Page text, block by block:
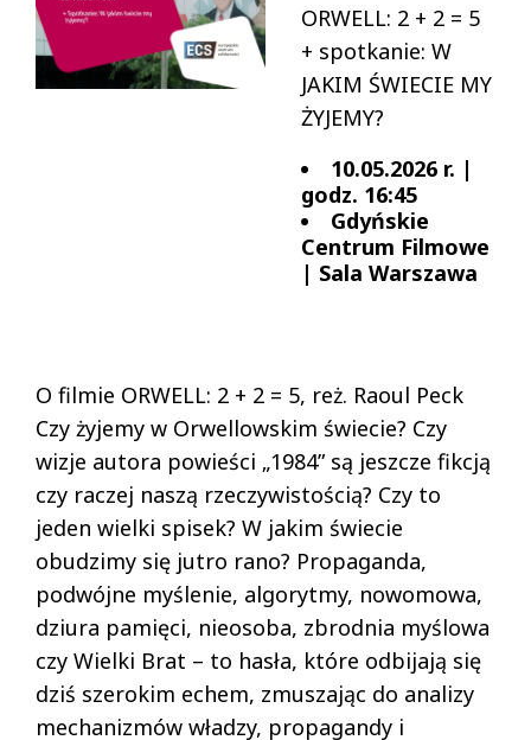
ORWELL: 2 + 2 = 5
+ spotkanie: W
JAKIM ŚWIECIE MY
ŻYJEMY?
10.05.2026 r. |
godz. 16:45
Gdyńskie
Centrum Filmowe
| Sala Warszawa
O filmie ORWELL: 2 + 2 = 5, reż. Raoul Peck
Czy żyjemy w Orwellowskim świecie? Czy
wizje autora powieści „1984” są jeszcze fikcją
czy raczej naszą rzeczywistością? Czy to
jeden wielki spisek? W jakim świecie
obudzimy się jutro rano? Propaganda,
podwójne myślenie, algorytmy, nowomowa,
dziura pamięci, nieosoba, zbrodnia myślowa
czy Wielki Brat – to hasła, które odbijają się
dziś szerokim echem, zmuszając do analizy
mechanizmów władzy, propagandy i